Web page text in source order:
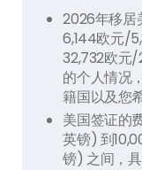
2026年移居
6,144欧元/
32,732欧元
的个人情况
籍国以及您
美国签证的
英镑) 到
镑) 之间，